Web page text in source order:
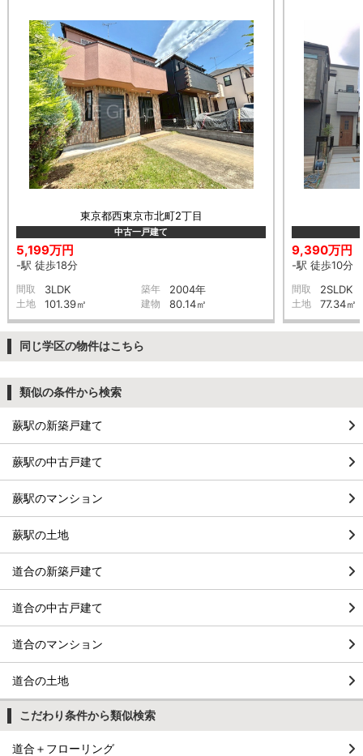
東京都西東京市北町2丁目
中古一戸建て
5,199万円
-駅 徒歩18分
間取 3LDK 築年 2004年
土地 101.39㎡ 建物 80.14㎡
9,390万円
-駅 徒歩10分
間取 2SLDK
土地 77.34㎡
同じ学区の物件はこちら
類似の条件から検索
蕨駅の新築戸建て
蕨駅の中古戸建て
蕨駅のマンション
蕨駅の土地
道合の新築戸建て
道合の中古戸建て
道合のマンション
道合の土地
こだわり条件から類似検索
道合＋フローリング